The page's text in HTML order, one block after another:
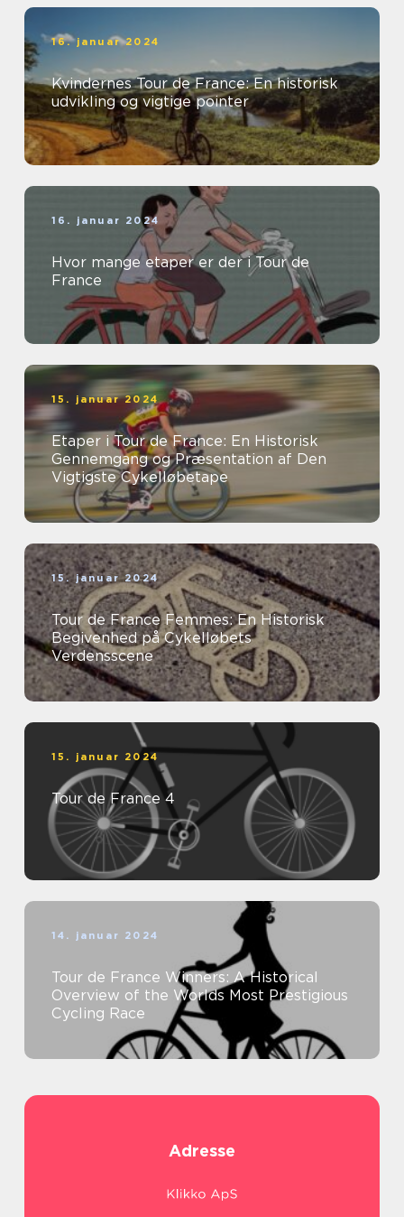
16. januar 2024
Kvindernes Tour de France: En historisk
udvikling og vigtige pointer
16. januar 2024
Hvor mange etaper er der i Tour de
France
15. januar 2024
Etaper i Tour de France: En Historisk
Gennemgang og Præsentation af Den
Vigtigste Cykelløbetape
15. januar 2024
Tour de France Femmes: En Historisk
Begivenhed på Cykelløbets
Verdensscene
15. januar 2024
Tour de France 4
14. januar 2024
Tour de France Winners: A Historical
Overview of the Worlds Most Prestigious
Cycling Race
Adresse